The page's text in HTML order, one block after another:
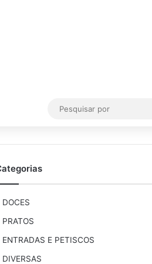
DOCES
PRATOS
ENTRADAS E PETISCOS
DIVERSAS